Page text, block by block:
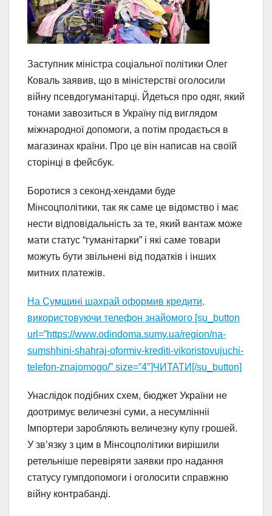
Заступник міністра соціальної політики Олег
Коваль заявив, що в міністерстві оголосили
війну псевдогуманітарці. Йдеться про одяг, який
тонами завозиться в Україну під виглядом
міжнародної допомоги, а потім продається в
магазинах країни. Про це він написав на своїй
сторінці в фейсбук.
Боротися з секонд-хендами буде
Мінсоцполітики, так як саме це відомство і має
нести відповідальність за те, який вантаж може
мати статус “гуманітарки” і які саме товари
можуть бути звільнені від податків і інших
митних платежів.
На Сумщині шахрай оформив кредити,
використовуючи телефон знайомого [su_button
url=”https://www.odindoma.sumy.ua/region/na-
sumshhini-shahraj-oformiv-krediti-vikoristovujuchi-
telefon-znajomogo/” size=”4″]ЧИТАТИ[/su_button]
Унаслідок подібних схем, бюджет України не
доотримує величезні суми, а несумлінніі
Імпортери заробляють величезну купу грошей.
У зв’язку з цим в Мінсоцполітики вирішили
ретельніше перевіряти заявки про надання
статусу гумпдопомоги і оголосити справжню
війну контрабанді.